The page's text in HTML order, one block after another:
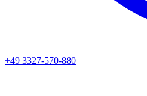
+49 3327-570-880